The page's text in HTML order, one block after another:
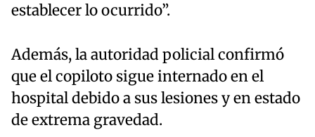
establecer lo ocurrido”.
Además, la autoridad policial confirmó
que el copiloto sigue internado en el
hospital debido a sus lesiones y en estado
de extrema gravedad.